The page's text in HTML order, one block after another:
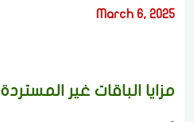
March 6, 2025
مزايا الباقات غير المستردة